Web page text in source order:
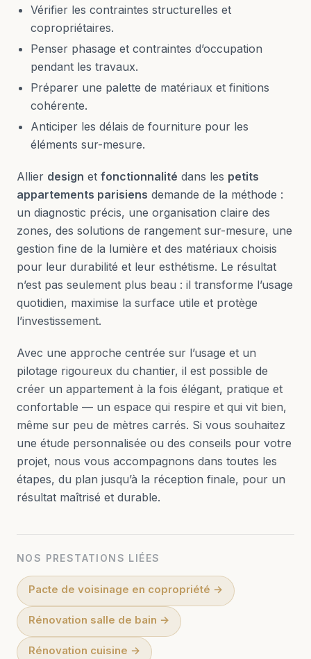
Vérifier les contraintes structurelles et
copropriétaires.
Penser phasage et contraintes d’occupation
pendant les travaux.
Préparer une palette de matériaux et finitions
cohérente.
Anticiper les délais de fourniture pour les
éléments sur-mesure.
Allier design et fonctionnalité dans les petits
appartements parisiens demande de la méthode :
un diagnostic précis, une organisation claire des
zones, des solutions de rangement sur-mesure, une
gestion fine de la lumière et des matériaux choisis
pour leur durabilité et leur esthétisme. Le résultat
n’est pas seulement plus beau : il transforme l’usage
quotidien, maximise la surface utile et protège
l’investissement.
Avec une approche centrée sur l’usage et un
pilotage rigoureux du chantier, il est possible de
créer un appartement à la fois élégant, pratique et
confortable — un espace qui respire et qui vit bien,
même sur peu de mètres carrés. Si vous souhaitez
une étude personnalisée ou des conseils pour votre
projet, nous vous accompagnons dans toutes les
étapes, du plan jusqu’à la réception finale, pour un
résultat maîtrisé et durable.
NOS PRESTATIONS LIÉES
Pacte de voisinage en copropriété →
Rénovation salle de bain →
Rénovation cuisine →